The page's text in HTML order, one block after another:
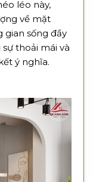
léo này,
về mặt
sống đầy
thoải mái và
ý nghĩa.